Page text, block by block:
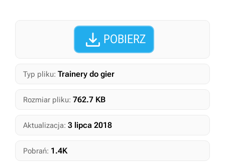
 POBIERZ
Typ pliku: Trainery do gier
Rozmiar pliku: 762.7 KB
Aktualizacja: 3 lipca 2018
Pobrań: 1.4K